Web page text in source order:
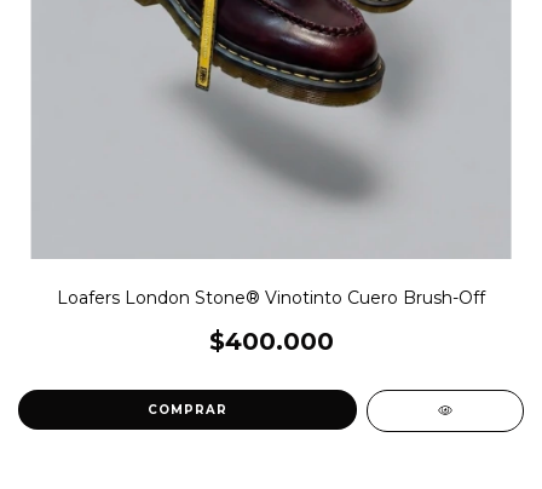
Loafers London Stone® Vinotinto Cuero Brush-Off
$400.000
COMPRAR